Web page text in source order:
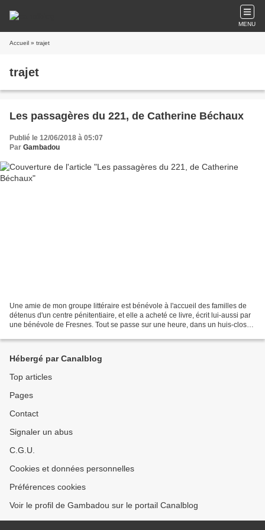
MENU
Accueil » trajet
trajet
Les passagères du 221, de Catherine Béchaux
Publié le 12/06/2018 à 05:07
Par Gambadou
Une amie de mon groupe littéraire est bénévole à l'accueil des familles de
détenus d'un centre pénitentiaire, et elle a acheté ce livre, écrit lui-aussi par
une bénévole de Fresnes. Tout se passe sur une heure, dans un huis-clos
Hébergé par Canalblog
Top articles
Pages
Contact
Signaler un abus
C.G.U.
Cookies et données personnelles
Préférences cookies
Voir le profil de Gambadou sur le portail Canalblog